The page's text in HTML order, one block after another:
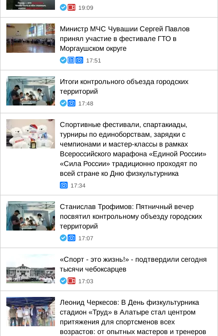
19:09
Министр МЧС Чувашии Сергей Павлов
принял участие в фестивале ГТО в
Моргаушском округе
17:51
Итоги контрольного объезда городских
территорий
17:48
Спортивные фестивали, спартакиады,
турниры по единоборствам, зарядки с
чемпионами и мастер-классы в рамках
Всероссийского марафона «Единой России»
«Сила России» традиционно проходят по
всей стране ко Дню физкультурника
17:34
Станислав Трофимов: Пятничный вечер
посвятил контрольному объезду городских
территорий
17:07
«Спорт - это жизнь!» - подтвердили сегодня
тысячи чебоксарцев
17:03
Леонид Черкесов: В День физкультурника
стадион «Труд» в Алатыре стал центром
притяжения для спортсменов всех
возрастов: от опытных мастеров и тренеров